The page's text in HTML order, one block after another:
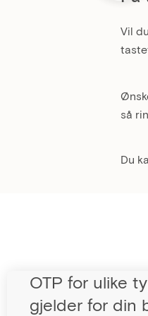
Vil
så
Du
OTP for ulike
gjelder for din